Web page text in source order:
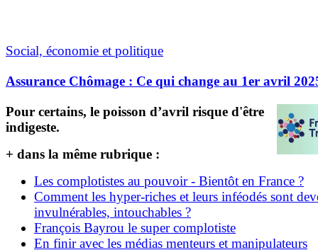
Social, économie et politique
Assurance Chômage : Ce qui change au 1er avril
Pour certains, le poisson d’avril risque d'être
indigeste.
+ dans la même rubrique :
Les complotistes au pouvoir - Bientôt en France ?
Comment les hyper-riches et leurs inféodés sont
invulnérables, intouchables ?
François Bayrou le super complotiste
En finir avec les médias menteurs et manipulateurs